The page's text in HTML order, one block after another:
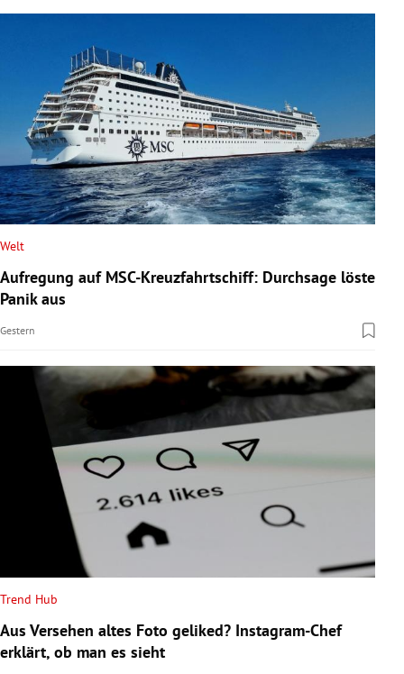
Untermenü
Welt
Aufregung auf MSC-Kreuzfahrtschiff: Durchsage löste
Panik aus
Gestern
Trend Hub
Aus Versehen altes Foto geliked? Instagram-Chef
erklärt, ob man es sieht